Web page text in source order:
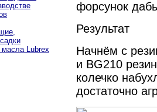
форсунок
Результат
Начнём с
и BG210
колечко
достаточно